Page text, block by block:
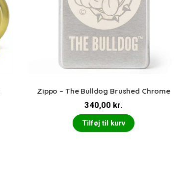
Zippo – The Bulldog Brushed Chrome
340,00 kr.
Tilføj til kurv